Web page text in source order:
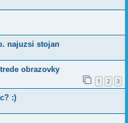
najuzsi stojan
obrazovky
1 2 3
:)